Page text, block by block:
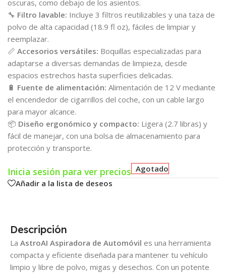
oscuras, como debajo de los asientos.
🔧 Filtro lavable: Incluye 3 filtros reutilizables y una taza de
polvo de alta capacidad (18.9 fl oz), fáciles de limpiar y
reemplazar.
📏 Accesorios versátiles: Boquillas especializadas para
adaptarse a diversas demandas de limpieza, desde
espacios estrechos hasta superficies delicadas.
🔋 Fuente de alimentación: Alimentación de 12 V mediante
el encendedor de cigarrillos del coche, con un cable largo
para mayor alcance.
📦 Diseño ergonómico y compacto: Ligera (2.7 libras) y
fácil de manejar, con una bolsa de almacenamiento para
protección y transporte.
Inicia sesión para ver precios Agotado
Añadir a la lista de deseos
Descripción
La AstroAI Aspiradora de Automóvil es una herramienta
compacta y eficiente diseñada para mantener tu vehículo
limpio y libre de polvo, migas y desechos. Con un potente